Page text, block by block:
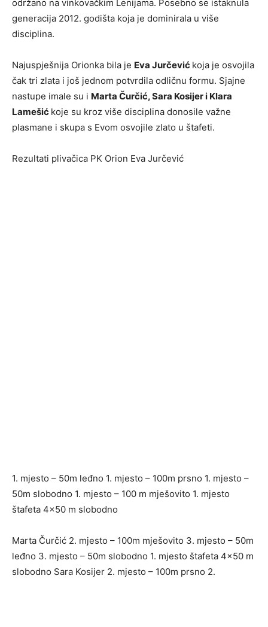
održano na vinkovačkim Lenijama. Posebno se istaknula
generacija 2012. godišta koja je dominirala u više
disciplina.
Najuspješnija Orionka bila je Eva Jurčević koja je osvojila
čak tri zlata i još jednom potvrdila odličnu formu. Sjajne
nastupe imale su i Marta Čurčić, Sara Kosijer i Klara
Lamešić koje su kroz više disciplina donosile važne
plasmane i skupa s Evom osvojile zlato u štafeti.
Rezultati plivačica PK Orion Eva Jurčević
1. mjesto – 50m leđno 1. mjesto – 100m prsno 1. mjesto –
50m slobodno 1. mjesto – 100 m mješovito 1. mjesto
štafeta 4×50 m slobodno
Marta Čurčić 2. mjesto – 100m mješovito 3. mjesto – 50m
leđno 3. mjesto – 50m slobodno 1. mjesto štafeta 4×50 m
slobodno Sara Kosijer 2. mjesto – 100m prsno 2.